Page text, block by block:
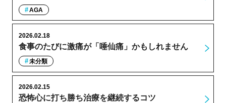
AGA
食事のたびに激痛が「唾仙痛」かもしれません
2026.02.18
未分類
恐怖心に打ち勝ち治療を継続するコツ
2026.02.15